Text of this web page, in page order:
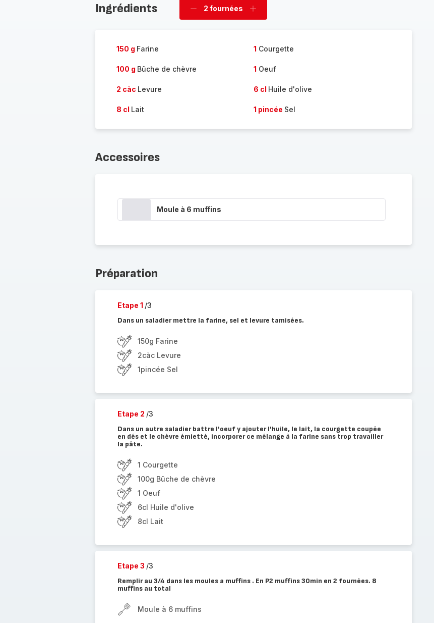
Ingrédients
Supprimer
2 fournées
Ajouter
150 g Farine 1 Courgette
100 g Bûche de chèvre 1 Oeuf
2 càc Levure 6 cl Huile d'olive
8 cl Lait 1 pincée Sel
Accessoires
Moule à 6 muffins
Préparation
Etape 1 /3
Dans un saladier mettre la farine, sel et levure tamisées.
150g Farine
2càc Levure
1pincée Sel
Etape 2 /3
Dans un autre saladier battre l'oeuf y ajouter l'huile, le lait, la courgette coupée
en dés et le chèvre émietté, incorporer ce mélange à la farine sans trop travailler
la pâte.
1 Courgette
100g Bûche de chèvre
1 Oeuf
6cl Huile d'olive
8cl Lait
Etape 3 /3
Remplir au 3/4 dans les moules a muffins . En P2 muffins 30min en 2 fournées. 8
muffins au total
Moule à 6 muffins